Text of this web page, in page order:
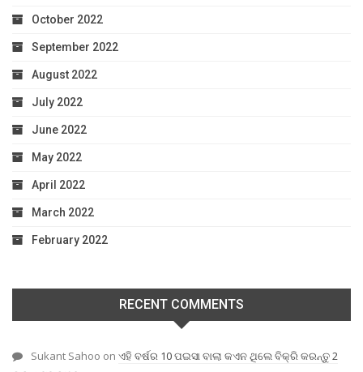
October 2022
September 2022
August 2022
July 2022
June 2022
May 2022
April 2022
March 2022
February 2022
RECENT COMMENTS
Sukant Sahoo on ଏହି ବର୍ଷର 10 ପଇସା ବାଲା କଏନ ଥିଲେ ବିକ୍ରି କରନ୍ତୁ 2